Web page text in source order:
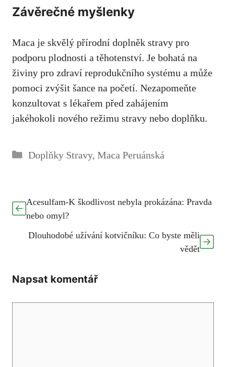
Závěrečné myšlenky
Maca je skvělý přírodní doplněk stravy pro
podporu plodnosti a těhotenství. Je bohatá na
živiny pro zdraví reprodukčního systému a může
pomoci zvýšit šance na početí. Nezapomeňte
konzultovat s lékařem před zahájením
jakéhokoli nového režimu stravy nebo doplňku.
Rubriky
Doplňky Stravy, Maca Peruánská
Acesulfam-K škodlivost nebyla prokázána: Pravda
nebo omyl?
Dlouhodobé užívání kotvičníku: Co byste měli
vědět
Napsat komentář